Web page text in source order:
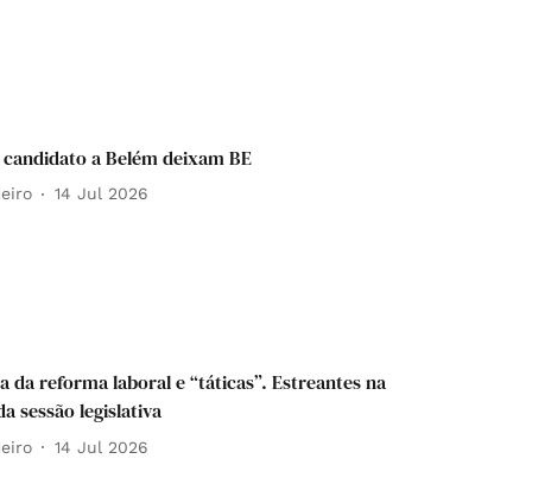
a Belém deixam BE
14 Jul 2026
da reforma laboral e “táticas”. Estreantes na
sessão legislativa
14 Jul 2026